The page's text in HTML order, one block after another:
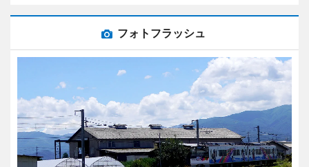
フォトフラッシュ